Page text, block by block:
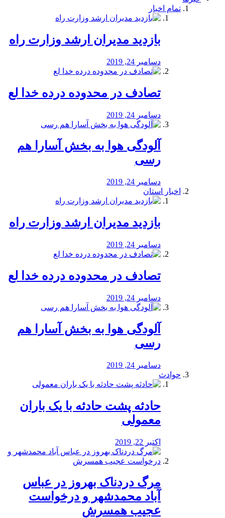
تمام اخبار
بازدید مدیران ارشد وزارت راه
دسامبر 24, 2019
تصادف در محدوده درده خدا لع
دسامبر 24, 2019
آلودگی هوا به بخش آسارا هم
رسی
دسامبر 24, 2019
اخبار استان
بازدید مدیران ارشد وزارت راه
دسامبر 24, 2019
تصادف در محدوده درده خدا لع
دسامبر 24, 2019
آلودگی هوا به بخش آسارا هم
رسی
دسامبر 24, 2019
حوادث
️حادثه پشت حادثه با یک باران
معمولی
اکتبر 22, 2019
مرگ دردناک بهروز در عباس
آباد محمدشهر و درخواست
عجیب همسرش